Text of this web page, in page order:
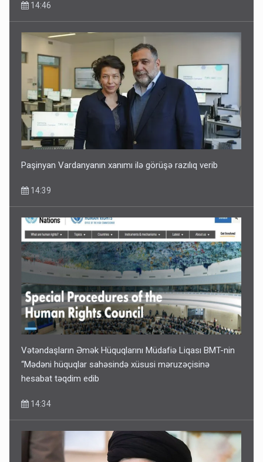
Media və Yayım Şurasına əlavə hüquq və vəzifələr verilib
13:24
Kartdan karta istədiyiniz qədər köçürmə edə bilərsiniz -
VİDEO
11:06
14:46
Paşinyan Vardanyanın xanımı ilə görüşə razılıq verib
14:39
Vətəndaşların Əmək Hüquqlarını Müdafiə Liqası BMT-nin
“Mədəni hüquqlar sahəsində xüsusi məruzəçisinə
hesabat təqdim edib
14:34